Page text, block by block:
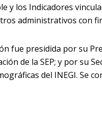
y los Indicadores
administrativos con
fue presidida por su
de la SEP; y por su
del INEGI. Se